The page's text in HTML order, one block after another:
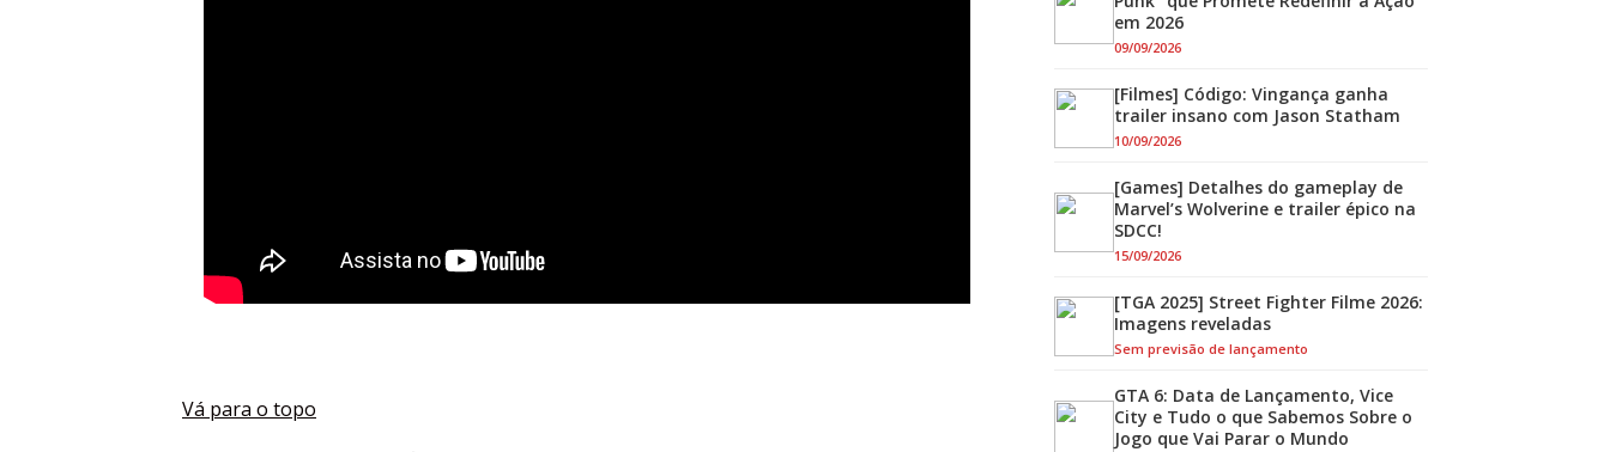
Vá para o topo
em 2026
09/09/2026
[Filmes] Código: Vingança ganha
trailer insano com Jason Statham
10/09/2026
[Games] Detalhes do gameplay de
Marvel’s Wolverine e trailer épico na
SDCC!
15/09/2026
[TGA 2025] Street Fighter Filme 2026:
Imagens reveladas
Sem previsão de lançamento
GTA 6: Data de Lançamento, Vice
City e Tudo o que Sabemos Sobre o
Jogo que Vai Parar o Mundo